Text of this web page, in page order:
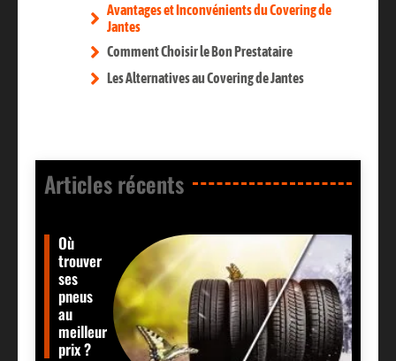
Avantages et Inconvénients du Covering de
Jantes
Comment Choisir le Bon Prestataire
Les Alternatives au Covering de Jantes
Articles récents​
Où
trouver
ses
pneus
au
meilleur
prix ?